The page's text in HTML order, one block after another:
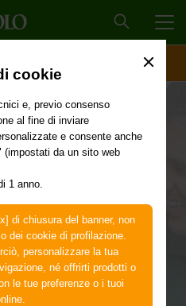
cookie
e, previo consenso
al fine di inviare
e consente anche
(impostati da un sito web
1 anno.
di chiusura del banner, non
dei cookie di profilazione.
personalizzare la tua
né offrirti prodotti o
le tue preferenze o i tuoi
il budget
Ci sono tante cose da
ma creare un budget è tra
sotto controllo le spese,
e vivere senza ansia tutta la